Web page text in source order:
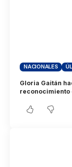
NACIONALES
Gloria Gaitán
reconocimiento